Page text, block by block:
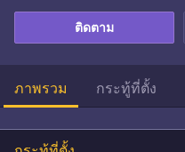
ติดตาม
ภาพรวม กระทู้ที่ตั้ง